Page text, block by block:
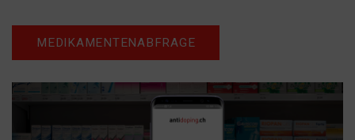
MEDIKAMENTENABFRAGE